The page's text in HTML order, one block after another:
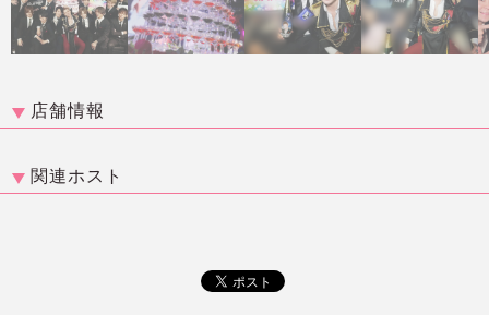
店舗情報
関連ホスト